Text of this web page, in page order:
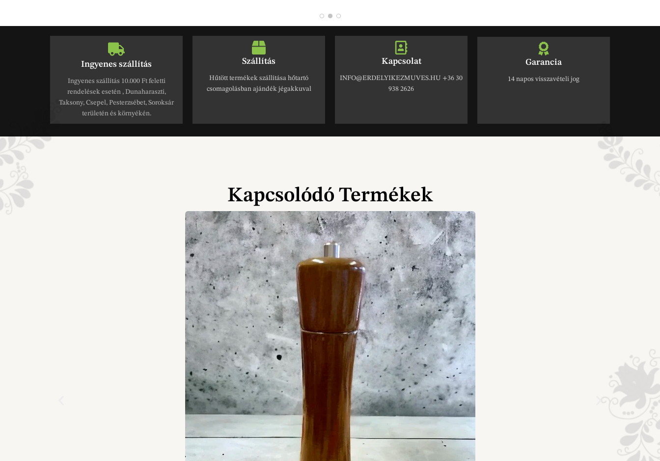
Ingyenes szállítás
Ingyenes szállítás 10.000 Ft feletti
rendelések esetén , Dunaharaszti,
Taksony, Csepel, Pesterzsébet, Soroksár
területén és környékén.
Szállítás
Hűtött termékek szállítása hőtartó
csomagolásban ajándék jégakkuval
Kapcsolat
INFO@ERDELYIKEZMUVES.HU +36 30
938 2626
Garancia
14 napos visszavételi jog
Kapcsolódó Termékek